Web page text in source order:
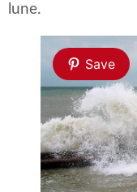
lune.
Save